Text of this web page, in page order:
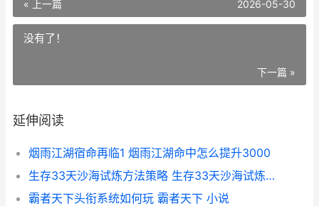
« 上一篇 2026-05-30
没有了！
下一篇 »
延伸阅读
烟雨江湖宿命再临1 烟雨江湖命中怎么提升3000
生存33天沙海试炼方法策略 生存33天沙海试炼沙海暴君怎么打
霸者天下头衔系统如何玩 霸者天下 小说